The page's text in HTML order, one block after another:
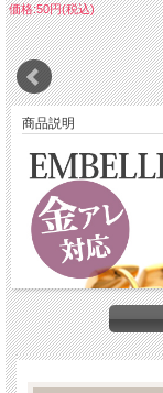
価格:50円(税込)
商品説明